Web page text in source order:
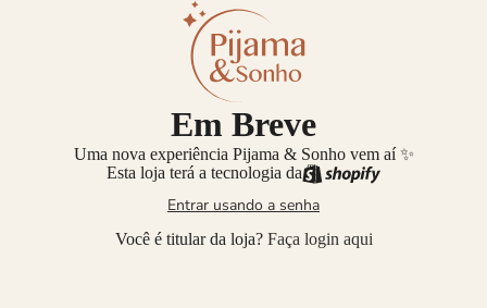
Em Breve
Uma nova experiência Pijama & Sonho vem aí ✨
Esta loja terá a tecnologia da
Entrar usando a senha
Você é titular da loja? Faça login aqui